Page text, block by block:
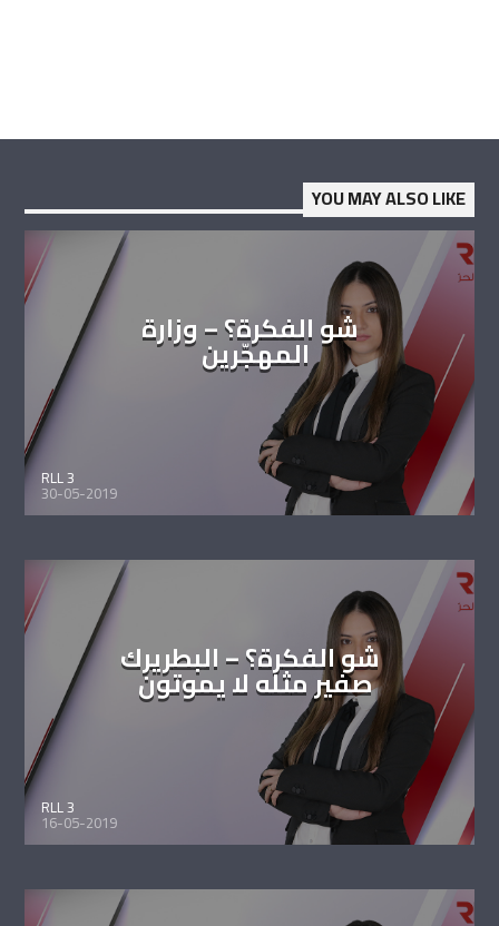
YOU MAY ALSO LIKE
شو الفكرة؟ – وزارة
المهجّرين
RLL 3
30-05-2019
شو الفكرة؟ – البطريرك
صفير مثله لا يموتون
RLL 3
16-05-2019